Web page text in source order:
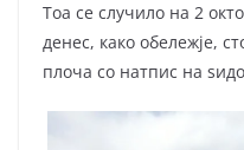
Тоа се случило на 2
денес, како обележје,
плоча со натпис на